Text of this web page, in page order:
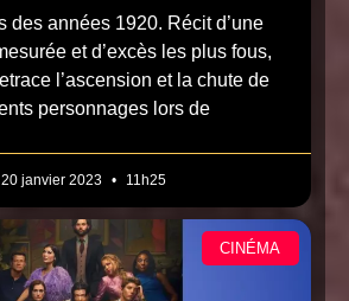
des années 1920. Récit d’une
et d’excès les plus fous,
l’ascension et la chute de
personnages lors de
20 janvier 2023 11h25
CINÉMA